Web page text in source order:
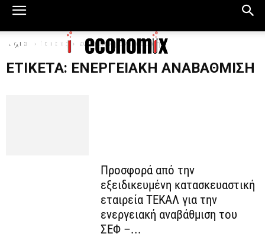
Αρχική Ετικέτες ενεργειακή αναβάθμιση
ΕΤΙΚΈΤΑ: ΕΝΕΡΓΕΙΑΚΉ ΑΝΑΒΆΘΜΙΣΗ
Προσφορά από την
εξειδικευμένη κατασκευαστική
εταιρεία ΤΕΚΑΛ για την
ενεργειακή αναβάθμιση του
ΣΕΦ –...